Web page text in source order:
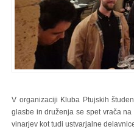
V organizaciji Kluba Ptujskih
glasbe in druženja se spet vrača
vinarjev kot tudi ustvarjalne